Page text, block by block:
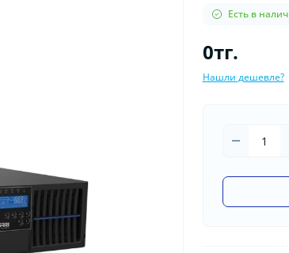
Есть в
0тг.
Нашли дешевле?